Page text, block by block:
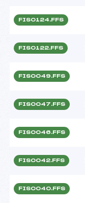
FIS0124.FFS
FIS0122.FFS
FIS0049.FFS
FIS0047.FFS
FIS0046.FFS
FIS0042.FFS
FIS0040.FFS